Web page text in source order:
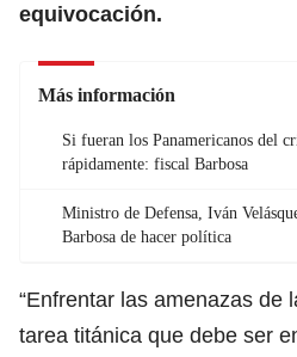
equivocación.
Más información
Si fueran los Panamericanos del
rápidamente: fiscal Barbosa
Ministro de Defensa, Iván
Barbosa de hacer política
“Enfrentar las amenazas de
tarea titánica que debe ser